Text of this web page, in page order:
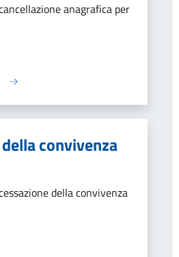
anagrafica per
convivenza
della convivenza